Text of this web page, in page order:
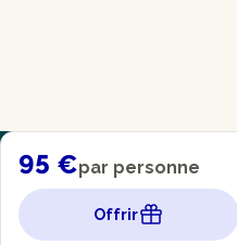
95 €par personne
Offrir